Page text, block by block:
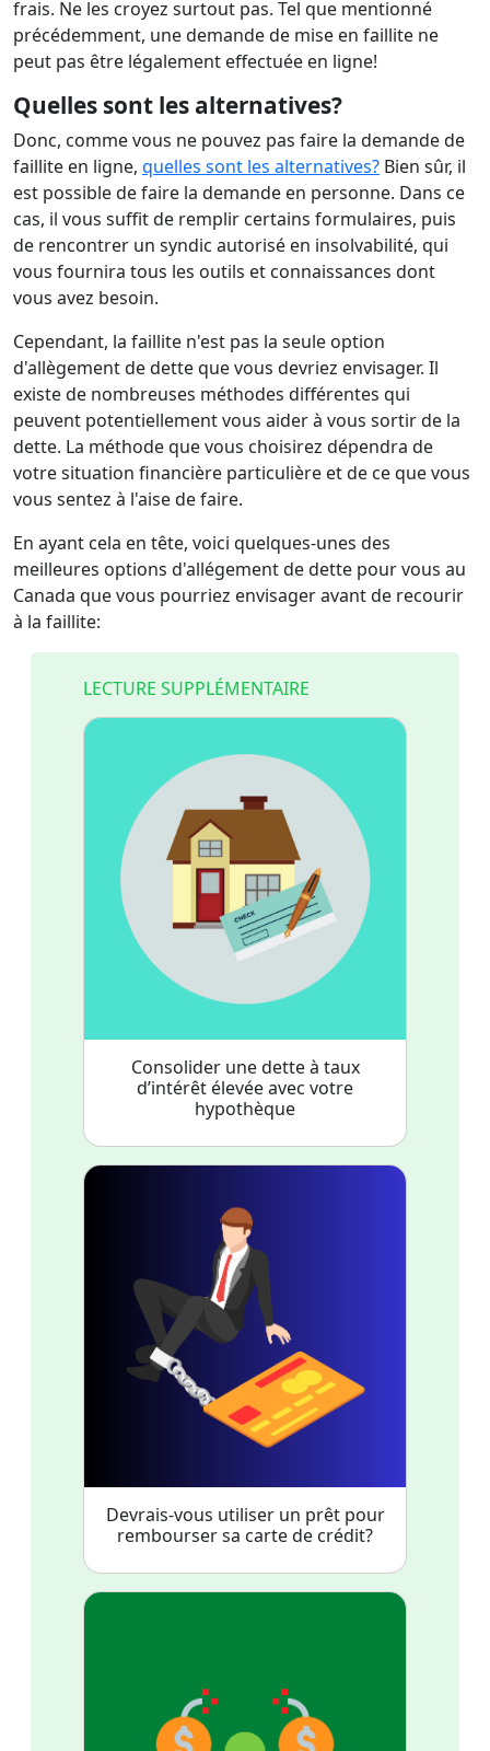
frais. Ne les croyez surtout pas. Tel que mentionné
précédemment, une demande de mise en faillite ne
peut pas être légalement effectuée en ligne!
Quelles sont les alternatives?
Donc, comme vous ne pouvez pas faire la demande de
faillite en ligne, quelles sont les alternatives? Bien sûr, il
est possible de faire la demande en personne. Dans ce
cas, il vous suffit de remplir certains formulaires, puis
de rencontrer un syndic autorisé en insolvabilité, qui
vous fournira tous les outils et connaissances dont
vous avez besoin.
Cependant, la faillite n'est pas la seule option
d'allègement de dette que vous devriez envisager. Il
existe de nombreuses méthodes différentes qui
peuvent potentiellement vous aider à vous sortir de la
dette. La méthode que vous choisirez dépendra de
votre situation financière particulière et de ce que vous
vous sentez à l'aise de faire.
En ayant cela en tête, voici quelques-unes des
meilleures options d'allégement de dette pour vous au
Canada que vous pourriez envisager avant de recourir
à la faillite:
LECTURE SUPPLÉMENTAIRE
Consolider une dette à taux
d’intérêt élevée avec votre
hypothèque
Devrais-vous utiliser un prêt pour
rembourser sa carte de crédit?